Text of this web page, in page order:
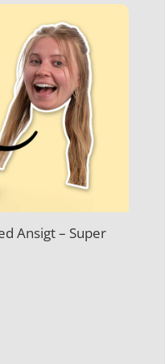
Ansigt – Super